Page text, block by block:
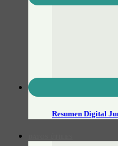
Resumen Digital